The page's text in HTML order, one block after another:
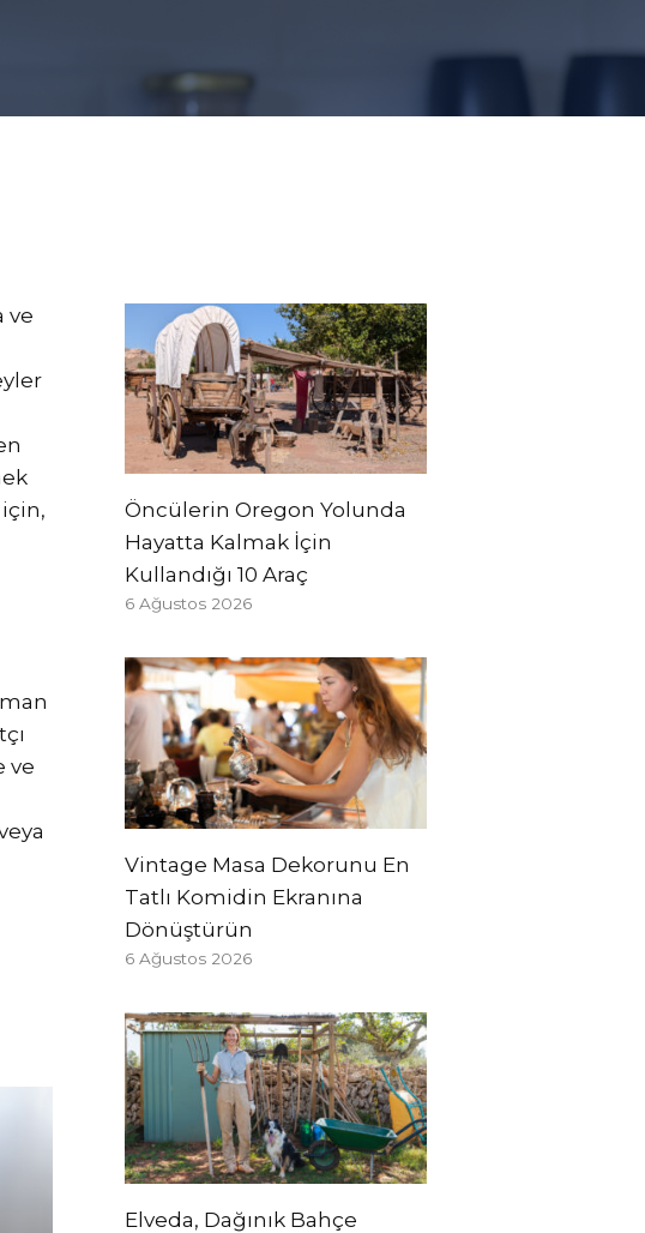
ve
ve
Öncülerin Oregon Yolunda
Hayatta Kalmak İçin
Kullandığı 10 Araç
6 Ağustos 2026
Vintage Masa Dekorunu En
Tatlı Komidin Ekranına
Dönüştürün
6 Ağustos 2026
Elveda, Dağınık Bahçe